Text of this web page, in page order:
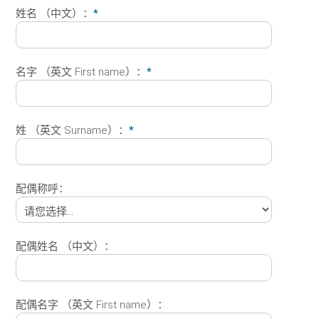
姓名 （中文）： *
名字 （英文 First name）： *
姓 （英文 Surname）： *
配偶称呼：
配偶姓名 （中文）：
配偶名字 （英文 First name）：